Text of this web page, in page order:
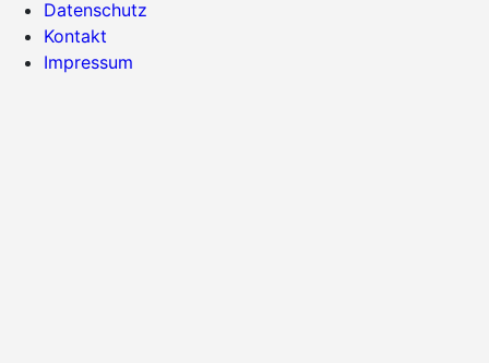
Datenschutz
Kontakt
Impressum